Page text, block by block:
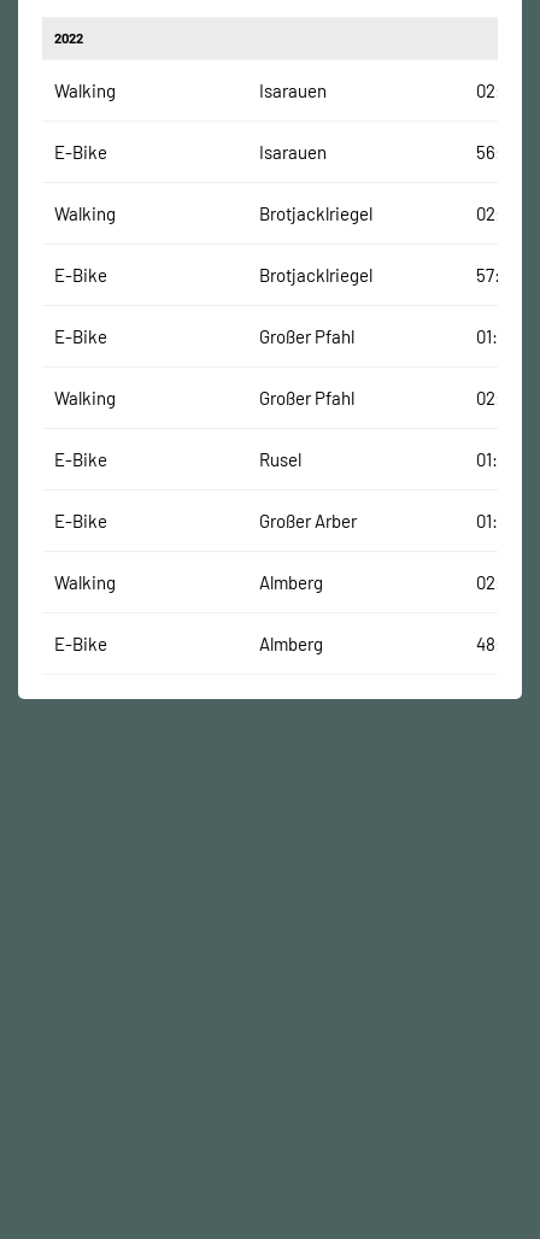
2022
Walking Isarauen
E-Bike Isarauen 56:00
Walking Brotjacklriegel
E-Bike Brotjacklriegel 57:00
E-Bike Großer Pfahl
Walking Großer Pfahl
E-Bike Rusel
E-Bike Großer Arber
Walking Almberg
E-Bike Almberg 48:00